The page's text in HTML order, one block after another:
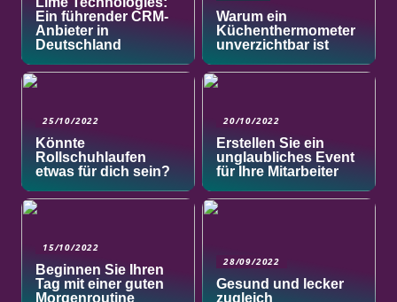
Ein führender CRM-
Anbieter in
Deutschland
Warum ein
Küchenthermometer
unverzichtbar ist
25/10/2022
Könnte
Rollschuhlaufen
etwas für dich sein?
20/10/2022
Erstellen Sie ein
unglaubliches Event
für Ihre Mitarbeiter
15/10/2022
Beginnen Sie Ihren
Tag mit einer guten
Morgenroutine
28/09/2022
Gesund und lecker
zugleich